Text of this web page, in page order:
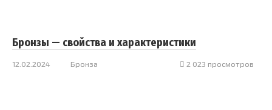
Бронзы — свойства и характеристики
12.02.2024 Бронза 2 023 просмотров